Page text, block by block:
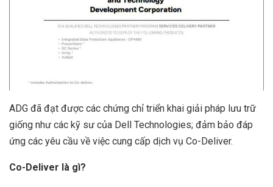
ADG đã đạt được các chứng chỉ triển khai giải pháp lưu trữ
giống như các kỹ sư của Dell Technologies; đảm bảo đáp
ứng các yêu cầu về việc cung cấp dịch vụ Co-Deliver.
Co-Deliver là gì?